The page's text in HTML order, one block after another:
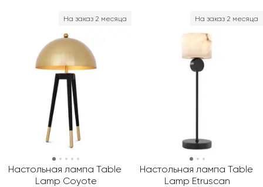
Настольная лампа Table
Lamp Coyote
На заказ 2 месяца
Настольная лампа Table
Lamp Etruscan
На заказ 2 месяца